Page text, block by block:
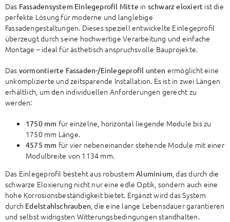
Das Fassadensystem Einlegeprofil Mitte in schwarz eloxiert ist die
perfekte Lösung für moderne und langlebige
Fassadengestaltungen. Dieses speziell entwickelte Einlegeprofil
überzeugt durch seine hochwertige Verarbeitung und einfache
Montage – ideal für ästhetisch anspruchsvolle Bauprojekte.
Das vormontierte Fassaden-/Einlegeprofil unten ermöglicht eine
unkomplizierte und zeitsparende Installation. Es ist in zwei Längen
erhältlich, um den individuellen Anforderungen gerecht zu
werden:
1750 mm für einzelne, horizontal liegende Module bis zu
1750 mm Länge.
4575 mm für vier nebeneinander stehende Module mit einer
Modulbreite von 1134 mm.
Das Einlegeprofil besteht aus robustemAluminium , das durch die
schwarze Eloxierung nicht nur eine edle Optik, sondern auch eine
hohe Korrosionsbeständigkeit bietet. Ergänzt wird das System
durch Edelstahlschrauben , die eine lange Lebensdauer garantieren
und selbst widrigsten Witterungsbedingungen standhalten.